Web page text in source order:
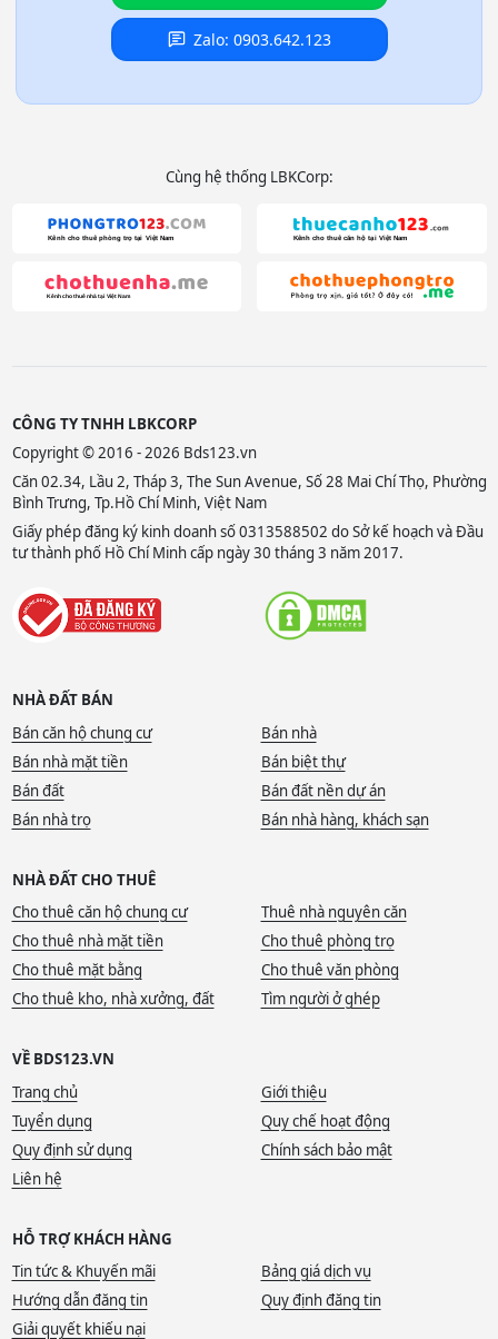
Zalo: 0903.642.123
Cùng hệ thống LBKCorp:
CÔNG TY TNHH LBKCORP
Copyright © 2016 - 2026 Bds123.vn
Căn 02.34, Lầu 2, Tháp 3, The Sun Avenue, Số 28 Mai Chí Thọ, Phường
Bình Trưng, Tp.Hồ Chí Minh, Việt Nam
Giấy phép đăng ký kinh doanh số 0313588502 do Sở kế hoạch và Đầu
tư thành phố Hồ Chí Minh cấp ngày 30 tháng 3 năm 2017.
NHÀ ĐẤT BÁN
Bán căn hộ chung cư
Bán nhà
Bán nhà mặt tiền
Bán biệt thự
Bán đất
Bán đất nền dự án
Bán nhà trọ
Bán nhà hàng, khách sạn
NHÀ ĐẤT CHO THUÊ
Cho thuê căn hộ chung cư
Thuê nhà nguyên căn
Cho thuê nhà mặt tiền
Cho thuê phòng trọ
Cho thuê mặt bằng
Cho thuê văn phòng
Cho thuê kho, nhà xưởng, đất
Tìm người ở ghép
VỀ BDS123.VN
Trang chủ
Giới thiệu
Tuyển dụng
Quy chế hoạt động
Quy định sử dụng
Chính sách bảo mật
Liên hệ
HỖ TRỢ KHÁCH HÀNG
Tin tức & Khuyến mãi
Bảng giá dịch vụ
Hướng dẫn đăng tin
Quy định đăng tin
Giải quyết khiếu nại